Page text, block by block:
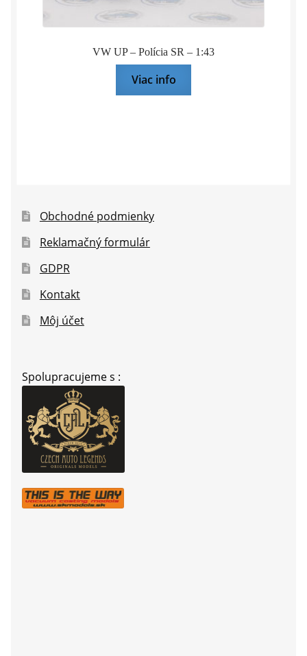
VW UP – Polícia SR – 1:43
Viac info
Obchodné podmienky
Reklamačný formulár
GDPR
Kontakt
Môj účet
Spolupracujeme s :